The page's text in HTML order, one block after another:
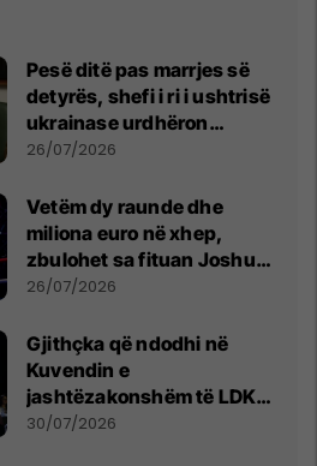
Pesë ditë pas marrjes së
detyrës, shefi i ri i ushtrisë
ukrainase urdhëron
kontroll të madh
26/07/2026
Vetëm dy raunde dhe
miliona euro në xhep,
zbulohet sa fituan Joshua
e Prenga
26/07/2026
Gjithçka që ndodhi në
Kuvendin e
jashtëzakonshëm të LDK-
së
30/07/2026